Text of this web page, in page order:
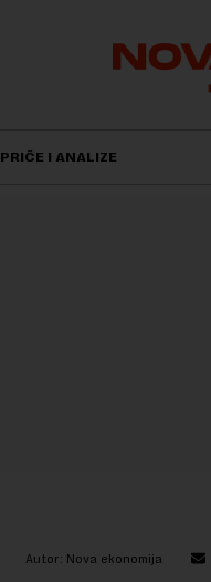
PRIČE I ANALIZE
Autor: Nova ekonomija